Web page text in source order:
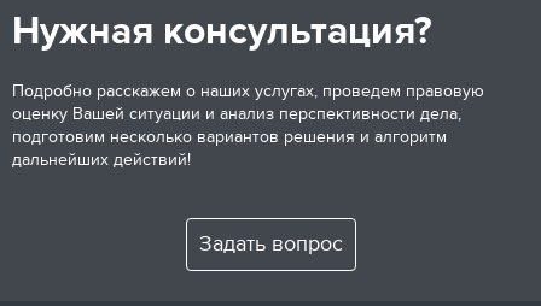
Нужная консультация?
Подробно расскажем о наших услугах, проведем правовую
оценку Вашей ситуации и анализ перспективности дела,
подготовим несколько вариантов решения и алгоритм
дальнейших действий!
Задать вопрос